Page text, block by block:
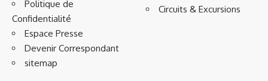
Politique de
Confidentialité
Espace Presse
Devenir Correspondant
sitemap
Circuits & Excursions